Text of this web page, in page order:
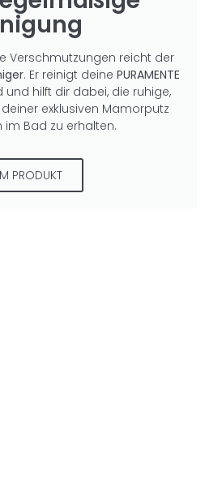
Verschmutzungen reicht der
. Er reinigt deine PURAMENTE
und hilft dir dabei, die ruhige,
exklusiven Mamorputz
im Bad zu erhalten.
PRODUKT